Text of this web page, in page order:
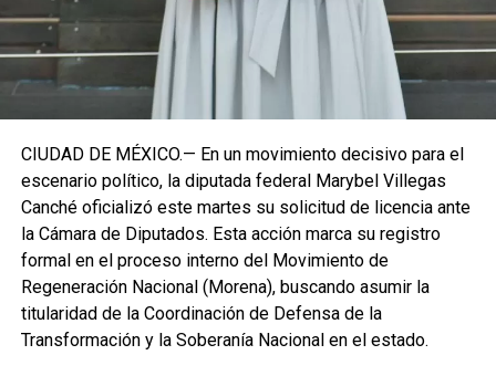
Fuente: 5to Poder Agencia de Noticias
CIUDAD DE MÉXICO.— En un movimiento decisivo para el
escenario político, la diputada federal Marybel Villegas
Canché oficializó este martes su solicitud de licencia ante
la Cámara de Diputados. Esta acción marca su registro
formal en el proceso interno del Movimiento de
Regeneración Nacional (Morena), buscando asumir la
titularidad de la Coordinación de Defensa de la
Transformación y la Soberanía Nacional en el estado.